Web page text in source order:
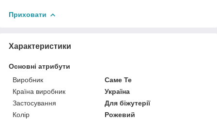
Приховати
Характеристики
Основні атрибути
Виробник
Саме Те
Країна виробник
Україна
Застосування
Для біжутерії
Колір
Рожевий